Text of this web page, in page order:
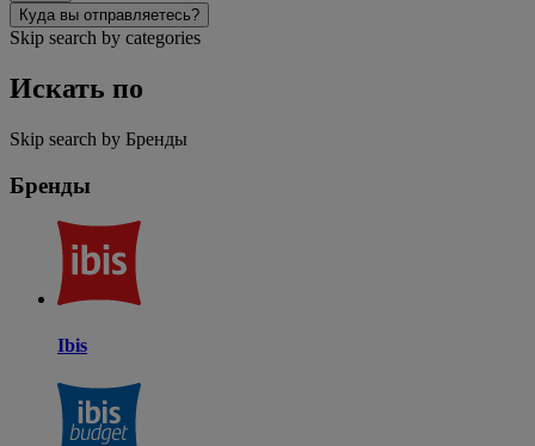
Куда вы отправляетесь?
Skip search by categories
Искать по
Skip search by Бренды
Бренды
Ibis